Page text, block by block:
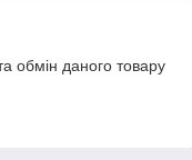
обмін даного товару